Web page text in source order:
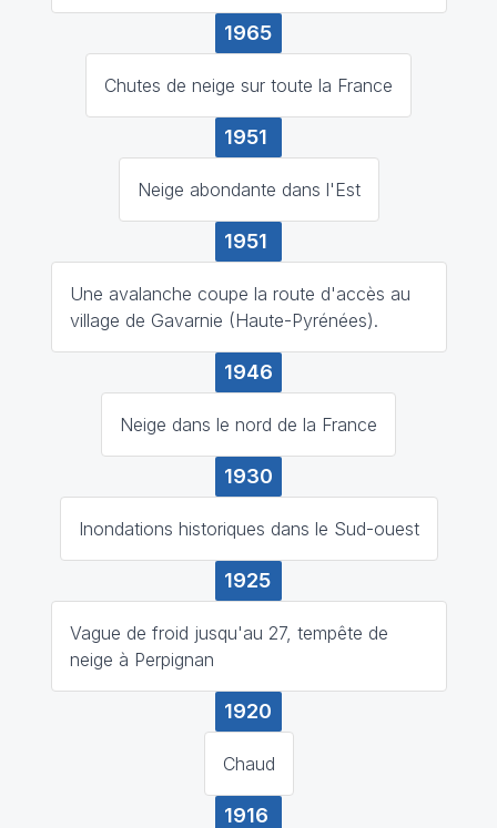
1965
Chutes de neige sur toute la France
1951
Neige abondante dans l'Est
1951
Une avalanche coupe la route d'accès au
village de Gavarnie (Haute-Pyrénées).
1946
Neige dans le nord de la France
1930
Inondations historiques dans le Sud-ouest
1925
Vague de froid jusqu'au 27, tempête de
neige à Perpignan
1920
Chaud
1916